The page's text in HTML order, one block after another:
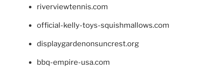
riverviewtennis.com
official-kelly-toys-squishmallows.com
displaygardenonsuncrest.org
bbq-empire-usa.com